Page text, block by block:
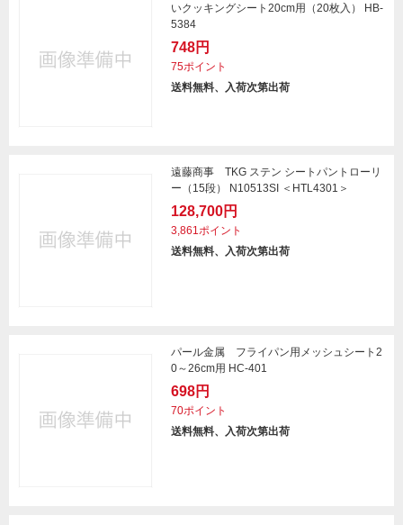
いクッキングシート20cm用（20枚入） HB-
5384
748円
75ポイント
送料無料、入荷次第出荷
遠藤商事 TKG ステン シートパントローリ
ー（15段） N10513SI ＜HTL4301＞
128,700円
3,861ポイント
送料無料、入荷次第出荷
パール金属 フライパン用メッシュシート2
0～26cm用 HC-401
698円
70ポイント
送料無料、入荷次第出荷